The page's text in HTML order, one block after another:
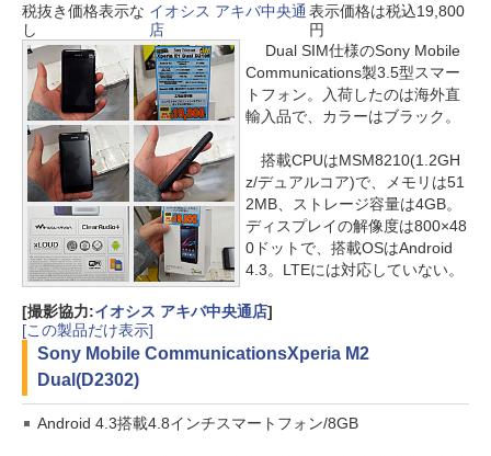
税抜き価格表示な
し
イオシス アキバ中央通
店
表示価格は税込19,800
円
Dual SIM仕様のSony Mobile
Communications製3.5型スマー
トフォン。入荷したのは海外直
輸入品で、カラーはブラック。
搭載CPUはMSM8210(1.2GH
z/デュアルコア)で、メモリは51
2MB、ストレージ容量は4GB。
ディスプレイの解像度は800×48
0ドットで、搭載OSはAndroid
4.3。LTEには対応していない。
[撮影協力:イオシス アキバ中央通店]
[この製品だけ表示]
Sony Mobile CommunicationsXperia M2
Dual(D2302)
Android 4.3搭載4.8インチスマートフォン/8GB